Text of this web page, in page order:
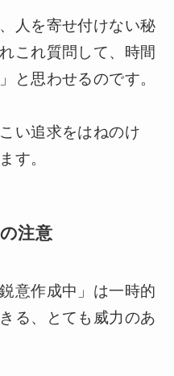
人を寄せ付けない秘
これ質問して、時間
と思わせるのです。
い追求をはねのけ
す。
注意
意作成中」は一時的
る、とても威力のあ